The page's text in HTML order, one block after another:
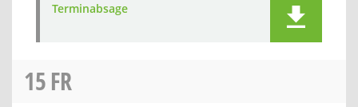
Terminabsage
15FR